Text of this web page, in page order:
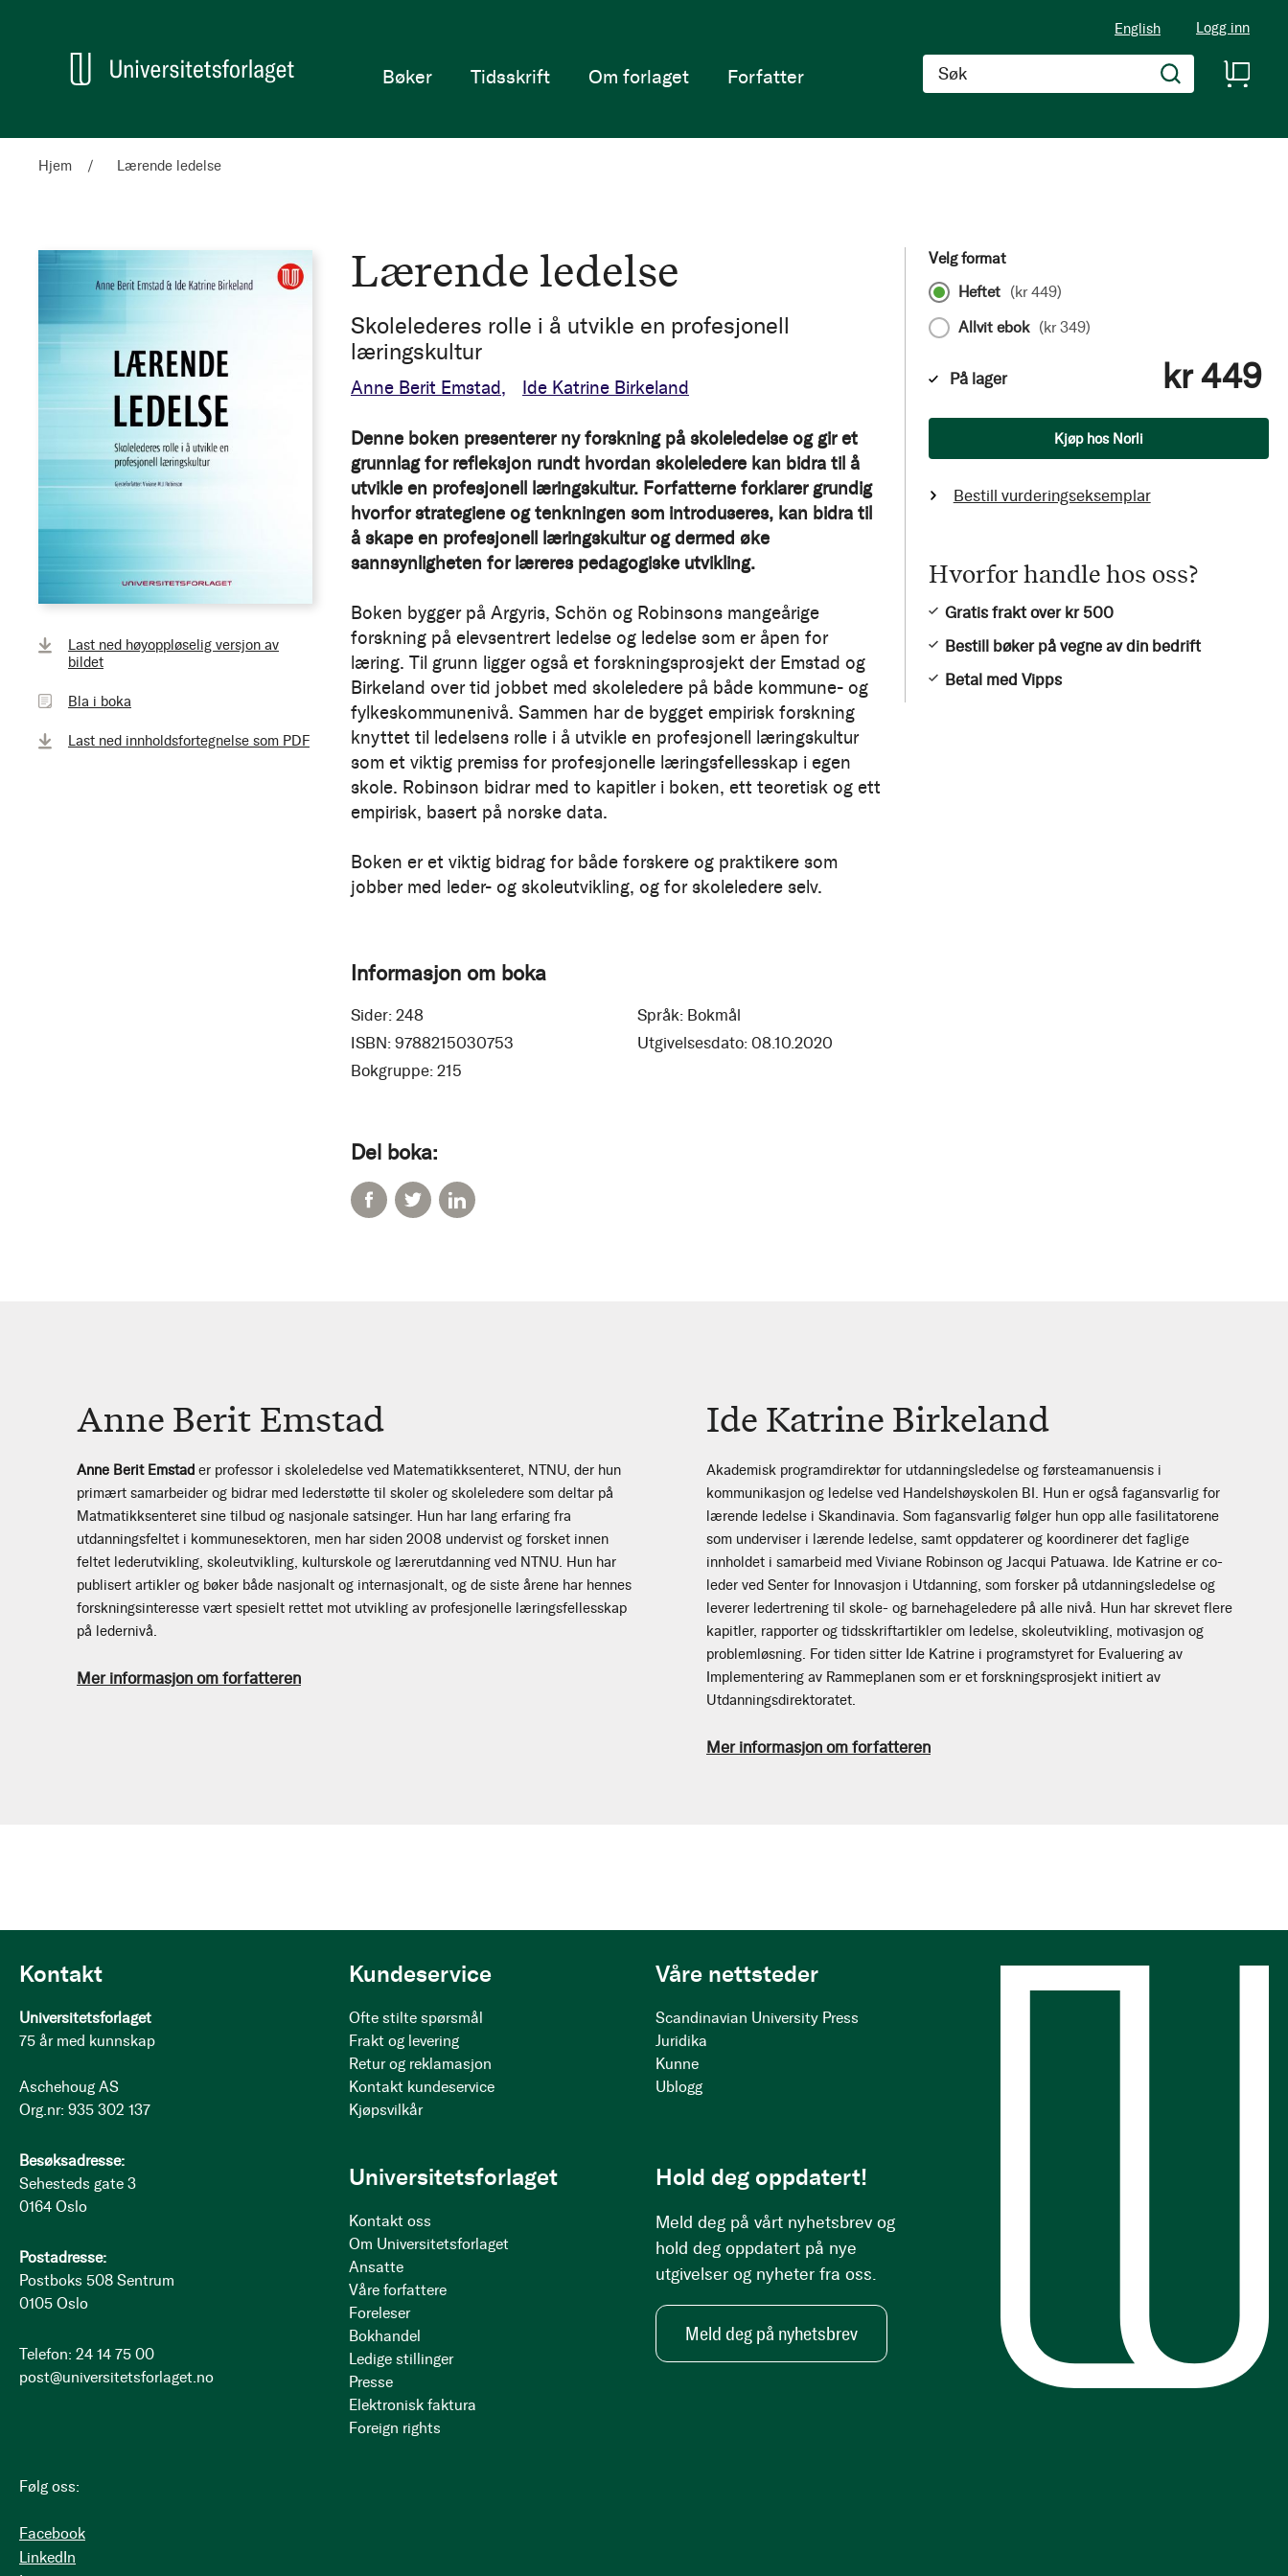
English Logg inn
Søk
Hjem
Bøker Tidsskrift Om forlaget Forfatter
Hjem Lærende ledelse
Last ned høyoppløselig versjon av
bildet
Bla
i
Bla i boka
Last ned innholdsfortegnelse som PDF
Lærende ledelse
Skolelederes rolle i å utvikle en profesjonell
læringskultur
Anne Berit Emstad Ide Katrine Birkeland
Denne boken presenterer ny forskning på skoleledelse og gir et
grunnlag for refleksjon rundt hvordan skoleledere kan bidra til å
utvikle en profesjonell læringskultur. Forfatterne forklarer grundig
hvorfor strategiene og tenkningen som introduseres, kan bidra til
å skape en profesjonell læringskultur og dermed øke
sannsynligheten for læreres pedagogiske utvikling.
Boken bygger på Argyris, Schön og Robinsons mangeårige
forskning på elevsentrert ledelse og ledelse som er åpen for
læring. Til grunn ligger også et forskningsprosjekt der Emstad og
Birkeland over tid jobbet med skoleledere på både kommune- og
fylkeskommunenivå. Sammen har de bygget empirisk forskning
knyttet til ledelsens rolle i å utvikle en profesjonell læringskultur
som et viktig premiss for profesjonelle læringsfellesskap i egen
skole. Robinson bidrar med to kapitler i boken, ett teoretisk og ett
empirisk, basert på norske data.
Boken er et viktig bidrag for både forskere og praktikere som
jobber med leder- og skoleutvikling, og for skoleledere selv.
Informasjon om boka
Sider: 248 Språk: Bokmål
ISBN: 9788215030753 Utgivelsesdato: 08.10.2020
Bokgruppe: 215
Del boka:
Velg format
Heftet (kr 449)
Allvit ebok (kr 349)
På lager kr 449
Kjøp hos Norli
Bestill vurderingseksemplar
Hvorfor handle hos oss?
Gratis frakt over kr 500
Bestill bøker på vegne av din bedrift
Betal med Vipps
Anne Berit Emstad
Anne Berit Emstad er professor i skoleledelse ved Matematikksenteret, NTNU, der hun
primært samarbeider og bidrar med lederstøtte til skoler og skoleledere som deltar på
Matmatikksenteret sine tilbud og nasjonale satsinger. Hun har lang erfaring fra
utdanningsfeltet i kommunesektoren, men har siden 2008 undervist og forsket innen
feltet lederutvikling, skoleutvikling, kulturskole og lærerutdanning ved NTNU. Hun har
publisert artikler og bøker både nasjonalt og internasjonalt, og de siste årene har hennes
forskningsinteresse vært spesielt rettet mot utvikling av profesjonelle læringsfellesskap
på ledernivå.
Mer informasjon om forfatteren
Ide Katrine Birkeland
Akademisk programdirektør for utdanningsledelse og førsteamanuensis i
kommunikasjon og ledelse ved Handelshøyskolen BI. Hun er også fagansvarlig for
lærende ledelse i Skandinavia. Som fagansvarlig følger hun opp alle fasilitatorene
som underviser i lærende ledelse, samt oppdaterer og koordinerer det faglige
innholdet i samarbeid med Viviane Robinson og Jacqui Patuawa. Ide Katrine er co-
leder ved Senter for Innovasjon i Utdanning, som forsker på utdanningsledelse og
leverer ledertrening til skole- og barnehageledere på alle nivå. Hun har skrevet flere
kapitler, rapporter og tidsskriftartikler om ledelse, skoleutvikling, motivasjon og
problemløsning. For tiden sitter Ide Katrine i programstyret for Evaluering av
Implementering av Rammeplanen som er et forskningsprosjekt initiert av
Utdanningsdirektoratet.
Mer informasjon om forfatteren
Kontakt
Universitetsforlaget
75 år med kunnskap
Aschehoug AS
Org.nr: 935 302 137
Besøksadresse:
Sehesteds gate 3
0164 Oslo
Postadresse:
Postboks 508 Sentrum
0105 Oslo
Telefon: 24 14 75 00
post@universitetsforlaget.no
Følg oss:
Facebook
LinkedIn
Kundeservice
Ofte stilte spørsmål
Frakt og levering
Retur og reklamasjon
Kontakt kundeservice
Kjøpsvilkår
Våre nettsteder
Scandinavian University Press
Juridika
Kunne
Ublogg
Universitetsforlaget
Kontakt oss
Om Universitetsforlaget
Ansatte
Våre forfattere
Foreleser
Bokhandel
Ledige stillinger
Presse
Elektronisk faktura
Foreign rights
Hold deg oppdatert!
Meld deg på vårt nyhetsbrev og
hold deg oppdatert på nye
utgivelser og nyheter fra oss.
Meld deg på nyhetsbrev